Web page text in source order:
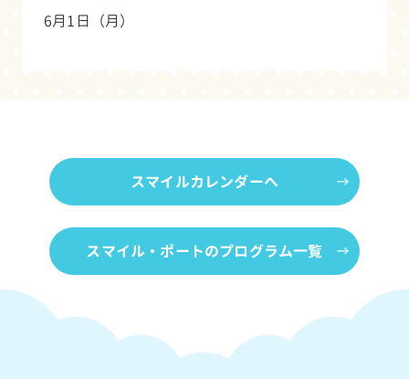
6月1日（月）
スマイルカレンダーへ
スマイル・ポートのプログラム一覧